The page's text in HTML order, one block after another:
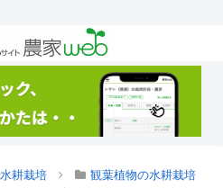
水耕栽培 観葉植物の水耕栽培